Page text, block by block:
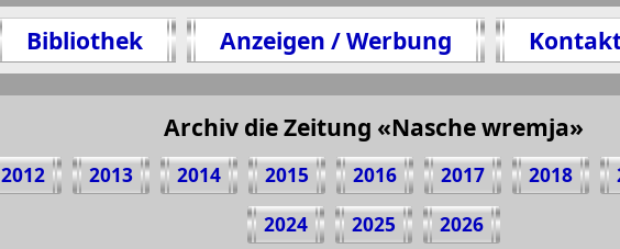
Bibliothek Anzeigen / Werbung
Archiv die Zeitung «Nasche wremja»
2012 2013 2014 2015 2016 2017 2018
2024
2025 2026
Teilen 16 Seite Zeitung "Nasche wremja", № 12, 2011
(Zum Kopieren klicken)
https://presseru.eu/?pub=nasche-